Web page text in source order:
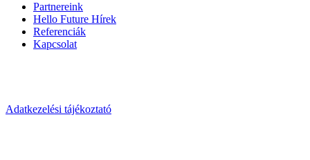
Partnereink
Hello Future Hírek
Referenciák
Kapcsolat
Adatkezelési tájékoztató